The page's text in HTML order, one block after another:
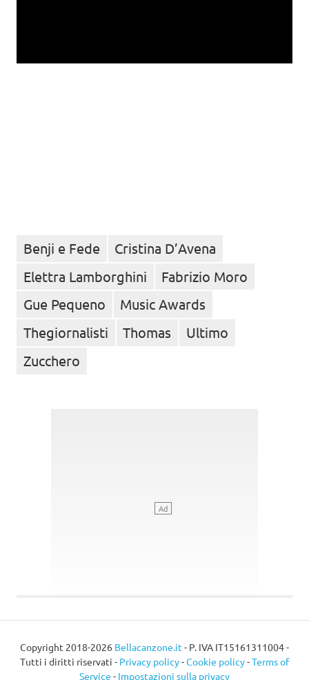
Benji e Fede
Cristina D’Avena
Elettra Lamborghini
Fabrizio Moro
Gue Pequeno
Music Awards
Thegiornalisti
Thomas
Ultimo
Zucchero
Copyright 2018-2026 Bellacanzone.it - P. IVA IT15161311004 -
Tutti i diritti riservati - Privacy policy-Cookie policy-Terms of
Service - Impostazioni sulla privacy